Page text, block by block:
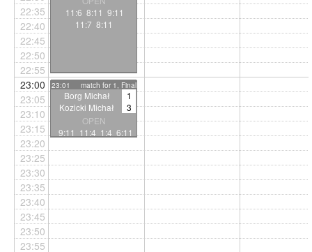
11:6 8:11 9:11
11:7 8:11
23:01 match for 1, Final
Borg Michał
1
Kozicki Michał
3
OPEN
9:11 11:4 1:4 6:11
22:35
22:40
22:45
22:50
22:55
23:00
23:05
23:10
23:15
23:20
23:25
23:30
23:35
23:40
23:45
23:50
23:55